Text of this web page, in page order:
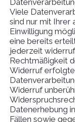
Viele
sind nur mit Ihrer
Einwilligung
eine bereits
jederzeit
Rechtmäßigkeit
Widerruf
Widerruf
Datenerhebung
Fällen sowie